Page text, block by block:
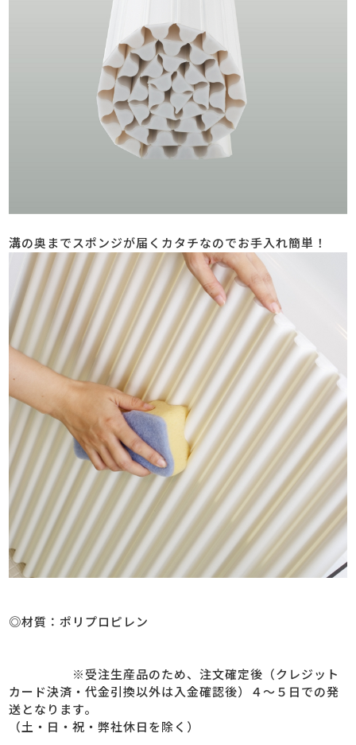
溝の奥までスポンジが届くカタチなのでお手入れ簡単！
◎材質：ポリプロピレン
※受注生産品のため、注文確定後（クレジット
カード決済・代金引換以外は入金確認後）４～５日での発
送となります。
（土・日・祝・弊社休日を除く）